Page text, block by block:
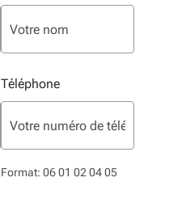
Téléphone
Format: 06 01 02 04 05